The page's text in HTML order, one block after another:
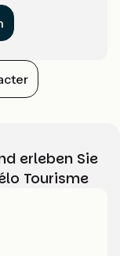
erleben Sie
Tourisme